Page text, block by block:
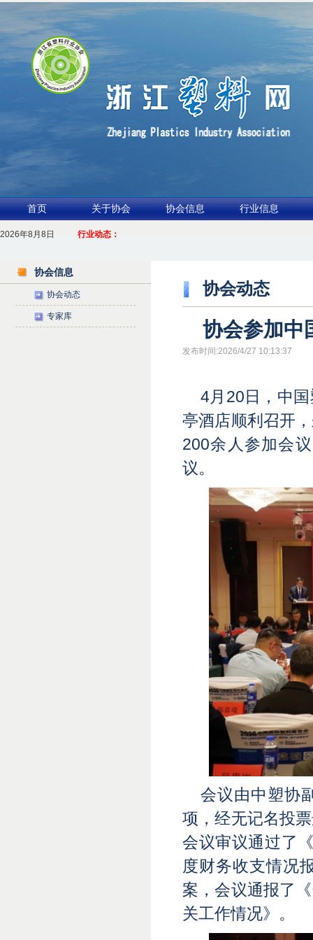
首页 关于协会 协会信息 行业信息
2026年8月8日 行业动态：
1.聚力产业链 共启新征程
协会信息
协会动态
专家库
协会动态
协会参加中
发布时间:2026/4/27 10:13:37
4月20日，中
亭酒店顺利召开
200余人参加会
议。
会议由中塑协
项，经无记名投
会议审议通过了
度财务收支情况
案，会议通报了
关工作情况》。